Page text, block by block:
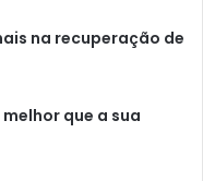
na recuperação de
que a sua